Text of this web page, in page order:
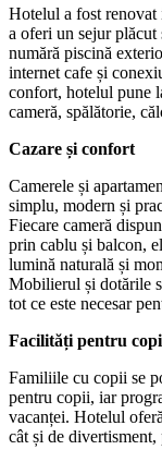
Hotelul a fost renovat
a oferi un sejur
numără piscină
internet cafe și
confort, hotelul pune
cameră, spălătorie,
Cazare și confort
Camerele și
simplu, modern și
Fiecare cameră
prin cablu și balcon,
lumină naturală și
Mobilierul și dotările
tot ce este necesar
Facilități pentru
Familiile cu copii se
pentru copii, iar
vacanței. Hotelul
cât și de divertisment,